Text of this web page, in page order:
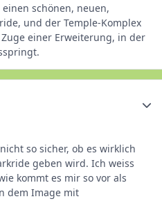
schönen, neuen,
und der Temple-Komplex
einer Erweiterung, in der
so sicher, ob es wirklich
geben wird. Ich weiss
kommt es mir so vor als
dem Image mit